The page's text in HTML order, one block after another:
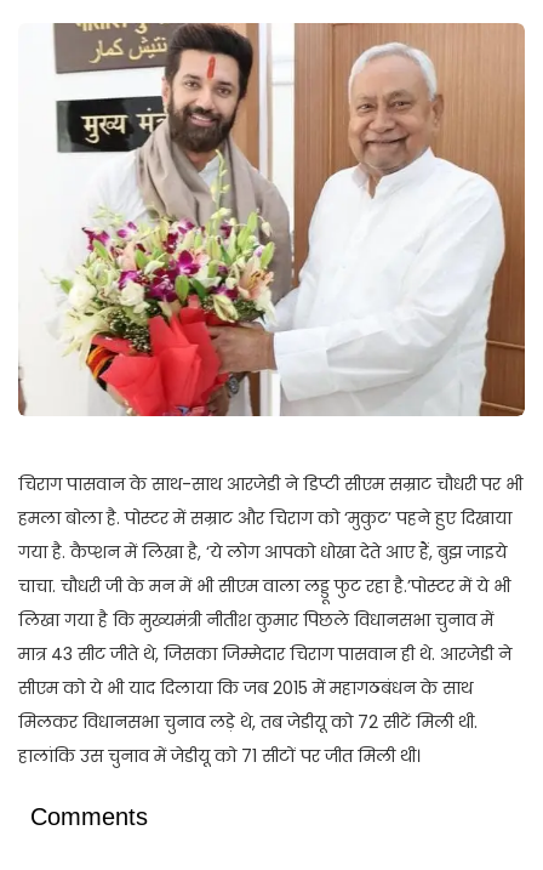
चिराग पासवान के साथ-साथ आरजेडी ने डिप्टी सीएम सम्राट चौधरी पर भी
हमला बोला है. पोस्टर में सम्राट और चिराग को ‘मुकुट’ पहने हुए दिखाया
गया है. कैप्शन में लिखा है, ‘ये लोग आपको धोखा देते आए हैं, बुझ जाइये
चाचा. चौधरी जी के मन में भी सीएम वाला लड्डू फुट रहा है.’पोस्टर में ये भी
लिखा गया है कि मुख्यमंत्री नीतीश कुमार पिछले विधानसभा चुनाव में
मात्र 43 सीट जीते थे, जिसका जिम्मेदार चिराग पासवान ही थे. आरजेडी ने
सीएम को ये भी याद दिलाया कि जब 2015 में महागठबंधन के साथ
मिलकर विधानसभा चुनाव लड़े थे, तब जेडीयू को 72 सीटें मिली थी.
हालांकि उस चुनाव में जेडीयू को 71 सीटों पर जीत मिली थी।
Comments